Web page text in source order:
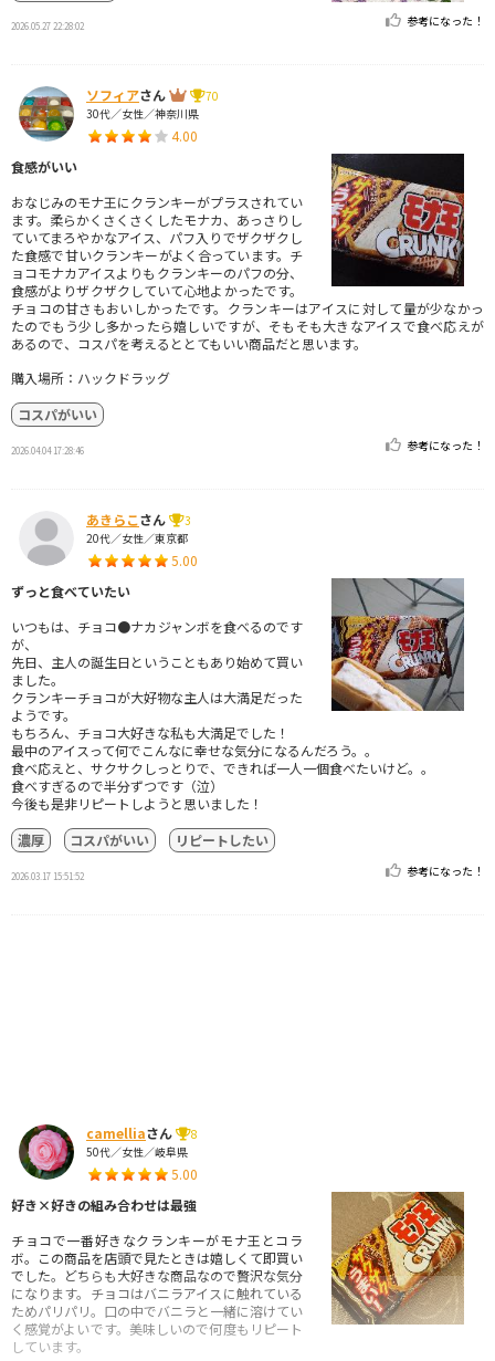
2026.05.27 22:28:02 参考になった！
ソフィアさん
70
30代／女性／神奈川県
4.00
食感がいい
おなじみのモナ王にクランキーがプラスされてい
ます。柔らかくさくさくしたモナカ、あっさりし
ていてまろやかなアイス、パフ入りでザクザクし
た食感で甘いクランキーがよく合っています。チ
ョコモナカアイスよりもクランキーのパフの分、
食感がよりザクザクしていて心地よかったです。
チョコの甘さもおいしかったです。クランキーはアイスに対して量が少なかっ
たのでもう少し多かったら嬉しいですが、そもそも大きなアイスで食べ応えが
あるので、コスパを考えるととてもいい商品だと思います。
購入場所：ハックドラッグ
コスパがいい
2026.04.04 17:28:46 参考になった！
あきらこさん
3
20代／女性／東京都
5.00
ずっと食べていたい
いつもは、チョコ●ナカジャンボを食べるのです
が、
先日、主人の誕生日ということもあり始めて買い
ました。
クランキーチョコが大好物な主人は大満足だった
ようです。
もちろん、チョコ大好きな私も大満足でした！
最中のアイスって何でこんなに幸せな気分になるんだろう。。
食べ応えと、サクサクしっとりで、できれば一人一個食べたいけど。。
食べすぎるので半分ずつです（泣）
今後も是非リピートしようと思いました！
濃厚
コスパがいい リピートしたい
2026.03.17 15:51:52 参考になった！
camelliaさん
8
50代／女性／岐阜県
5.00
好き×好きの組み合わせは最強
チョコで一番好きなクランキーがモナ王とコラ
ボ。この商品を店頭で見たときは嬉しくて即買い
でした。どちらも大好きな商品なので贅沢な気分
になります。チョコはバニラアイスに触れている
ためパリパリ。口の中でバニラと一緒に溶けてい
く感覚がよいです。美味しいので何度もリピート
しています。